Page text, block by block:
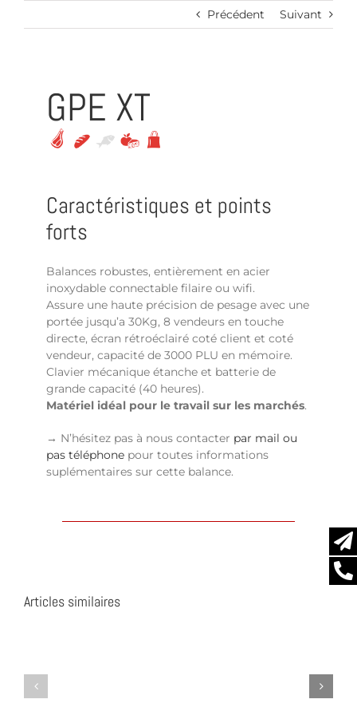
Précédent Suivant
GPE XT
Caractéristiques et points
forts
Balances robustes, entièrement en acier
inoxydable connectable filaire ou wifi.
Assure une haute précision de pesage avec une
portée jusqu’a 30Kg, 8 vendeurs en touche
directe, écran rétroéclairé coté client et coté
vendeur, capacité de 3000 PLU en mémoire.
Clavier mécanique étanche et batterie de
grande capacité (40 heures).
Matériel idéal pour le travail sur les marchés.
→ N’hésitez pas à nous contacter par mail ou
pas téléphone pour toutes informations
suplémentaires sur cette balance.
Articles similaires
UC-
HWT-